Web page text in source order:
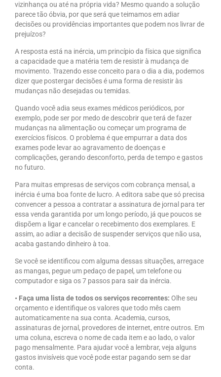
vizinhança ou até na própria vida? Mesmo quando a solução
parece tão óbvia, por que será que teimamos em adiar
decisões ou providências importantes que podem nos livrar de
prejuízos?
A resposta está na inércia, um princípio da física que significa
a capacidade que a matéria tem de resistir à mudança de
movimento. Trazendo esse conceito para o dia a dia, podemos
dizer que postergar decisões é uma forma de resistir às
mudanças não desejadas ou temidas.
Quando você adia seus exames médicos periódicos, por
exemplo, pode ser por medo de descobrir que terá de fazer
mudanças na alimentação ou começar um programa de
exercícios físicos. O problema é que empurrar a data dos
exames pode levar ao agravamento de doenças e
complicações, gerando desconforto, perda de tempo e gastos
no futuro.
Para muitas empresas de serviços com cobrança mensal, a
inércia é uma boa fonte de lucro. A editora sabe que só precisa
convencer a pessoa a contratar a assinatura de jornal para ter
essa venda garantida por um longo período, já que poucos se
dispõem a ligar e cancelar o recebimento dos exemplares. E
assim, ao adiar a decisão de suspender serviços que não usa,
acaba gastando dinheiro à toa.
Se você se identificou com alguma dessas situações, arregace
as mangas, pegue um pedaço de papel, um telefone ou
computador e siga os 7 passos para sair da inércia.
• Faça uma lista de todos os serviços recorrentes: Olhe seu
orçamento e identifique os valores que todo mês caem
automaticamente na sua conta. Academia, cursos,
assinaturas de jornal, provedores de internet, entre outros. Em
uma coluna, escreva o nome de cada item e ao lado, o valor
pago mensalmente. Para ajudar você a lembrar, veja alguns
gastos invisíveis que você pode estar pagando sem se dar
conta.